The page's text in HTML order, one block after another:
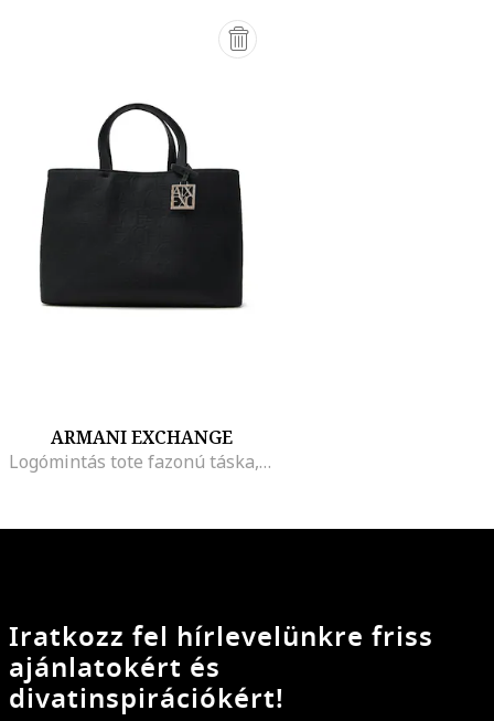
ARMANI EXCHANGE
Logómintás tote fazonú táska, Fekete
Iratkozz fel hírlevelünkre friss
ajánlatokért és
divatinspirációkért!